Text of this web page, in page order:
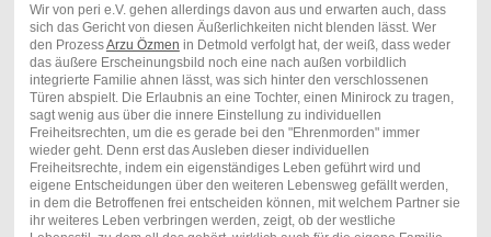
Wir von peri e.V. gehen allerdings davon aus und erwarten auch, dass
sich das Gericht von diesen Äußerlichkeiten nicht blenden lässt. Wer
den ProzessArzu Özmen in Detmold verfolgt hat, der weiß, dass weder
das äußere Erscheinungsbild noch eine nach außen vorbildlich
integrierte Familie ahnen lässt, was sich hinter den verschlossenen
Türen abspielt. Die Erlaubnis an eine Tochter, einen Minirock zu tragen,
sagt wenig aus über die innere Einstellung zu individuellen
Freiheitsrechten, um die es gerade bei den "Ehrenmorden" immer
wieder geht. Denn erst das Ausleben dieser individuellen
Freiheitsrechte, indem ein eigenständiges Leben geführt wird und
eigene Entscheidungen über den weiteren Lebensweg gefällt werden,
in dem die Betroffenen frei entscheiden können, mit welchem Partner sie
ihr weiteres Leben verbringen werden, zeigt, ob der westliche